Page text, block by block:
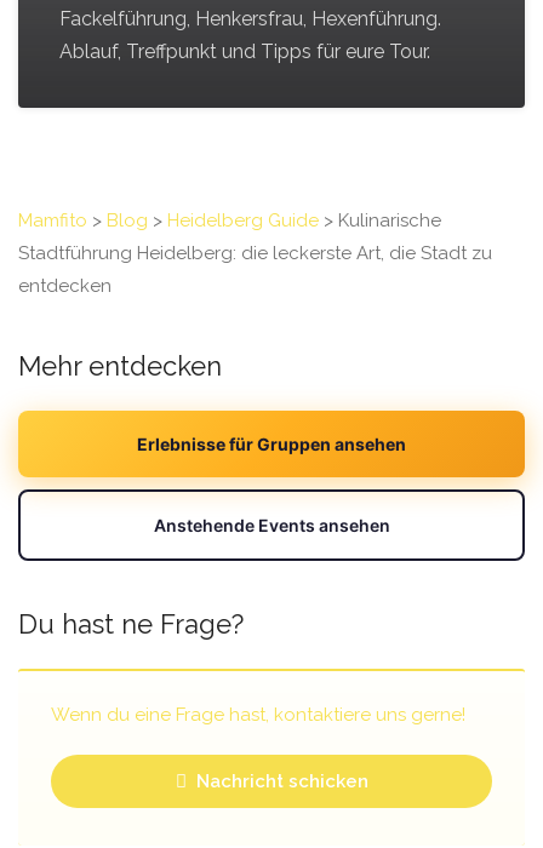
Fackelführung, Henkersfrau, Hexenführung.
Ablauf, Treffpunkt und Tipps für eure Tour.
Mamfito > Blog > Heidelberg Guide > Kulinarische
Stadtführung Heidelberg: die leckerste Art, die Stadt zu
entdecken
Mehr entdecken
Erlebnisse für Gruppen ansehen
Anstehende Events ansehen
Du hast ne Frage?
Wenn du eine Frage hast, kontaktiere uns gerne!
Nachricht schicken